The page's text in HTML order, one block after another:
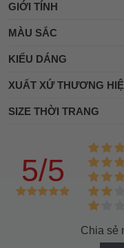
GIỚI TÍNH
MÀU SẮC
KIỂU DÁNG
XUẤT XỨ THƯƠNG
SIZE THỜI TRANG
5/5
Chia sẻ